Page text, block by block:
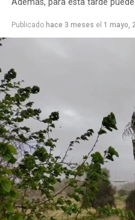
Además, para esta tarde
Publicado hace 3 meses el 1 mayo,